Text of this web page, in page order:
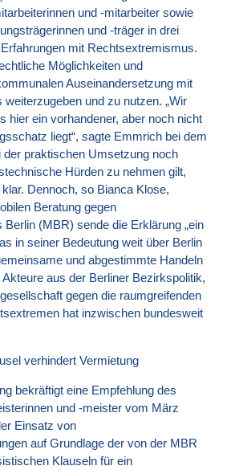
und -mitarbeiter sowie
und -träger in drei
mit Rechtsextremismus.
Möglichkeiten und
Auseinandersetzung mit
und zu nutzen. „Wir
hier ein vorhandener, aber noch nicht
liegt“, sagte Emmrich bei dem
der praktischen Umsetzung noch
Hürden zu nehmen gilt,
Dennoch, so Bianca Klose,
Beratung gegen
Berlin (MBR) sende die Erklärung „ein
in seiner Bedeutung weit über Berlin
und abgestimmte Handeln
aus der Berliner Bezirkspolitik,
gegen die raumgreifenden
hat inzwischen bundesweit
verhindert Vermietung
bekräftigt eine Empfehlung des
und -meister vom März
Einsatz von
auf Grundlage der von der MBR
Klauseln für ein